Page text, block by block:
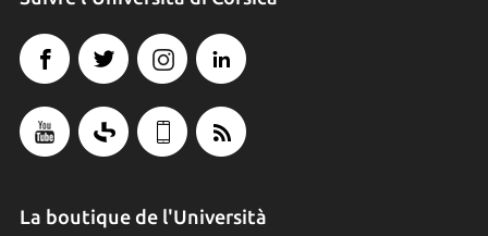
La boutique de l'Università